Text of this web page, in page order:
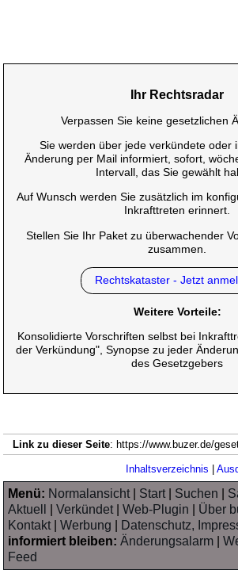
Ihr Rechtsradar
Verpassen Sie keine gesetzlichen
Sie werden über jede verkündete oder
Änderung per Mail informiert, sofort,
Intervall, das Sie gewählt
Auf Wunsch werden Sie zusätzlich im
Inkrafttreten erinnert.
Stellen Sie Ihr Paket zu überwachender
zusammen.
Rechtskataster - Jetzt
Weitere Vorteile:
Konsolidierte Vorschriften selbst bei
der Verkündung", Synopse zu jeder
des Gesetzgebers
Link zu dieser Seite: https://www.buzer.de/
Inhaltsverzeichnis
Menü: Normalansicht| Start| Suchen
Aktuell
|Verkündet|Web-Plugin Über
Kontakt|Werbung
Datenschutz,
informiert bleiben: Änderungsalarm |
Feed